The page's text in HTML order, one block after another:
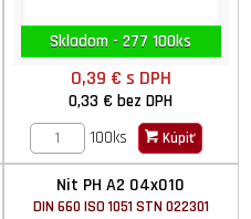
Skladom - 277 100ks
0,39 € s DPH
0,33 €bez DPH
100ks
Kúpiť
Nit PH A2 04x010
DIN 660 ISO 1051 STN 022301